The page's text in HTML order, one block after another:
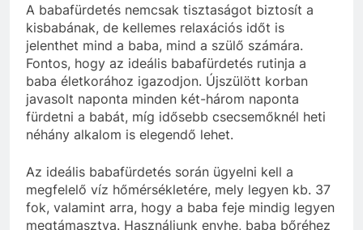
A babafürdetés nemcsak tisztaságot biztosít a
kisbabának, de kellemes relaxációs időt is
jelenthet mind a baba, mind a szülő számára.
Fontos, hogy az ideális babafürdetés rutinja a
baba életkorához igazodjon. Újszülött korban
javasolt naponta minden két-három naponta
fürdetni a babát, míg idősebb csecsemőknél heti
néhány alkalom is elegendő lehet.
Az ideális babafürdetés során ügyelni kell a
megfelelő víz hőmérsékletére, mely legyen kb. 37
fok, valamint arra, hogy a baba feje mindig legyen
megtámasztva. Használjunk enyhe, baba bőréhez